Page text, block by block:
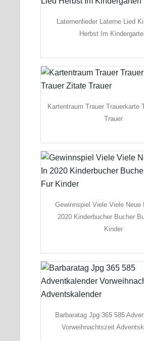
Laternenlieder Laterne Lied
Herbst Im
Kartentraum Trauer Trauerkarte
Trauer
Gewinnspiel Viele Viele Neue
2020 Kinderbucher Bucher
Kinder
Barbaratag Jpg 365 585
Vorweihnachtszeit